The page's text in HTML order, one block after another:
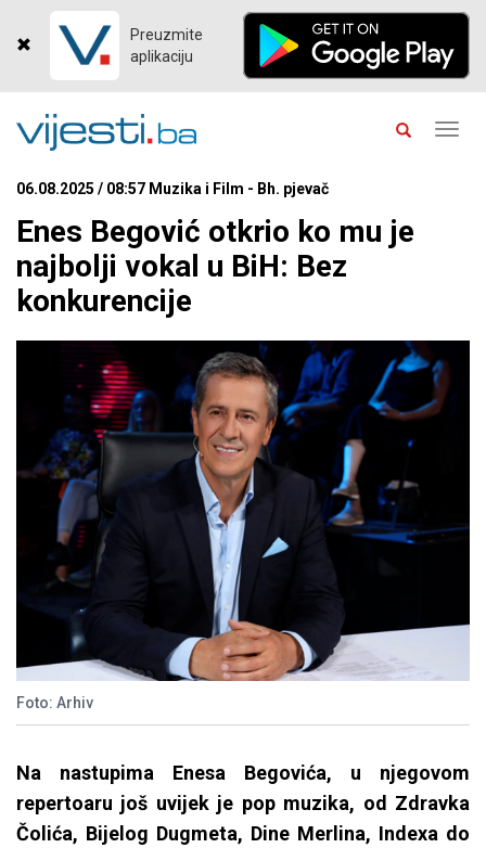
Preuzmite
aplikaciju
06.08.2025 / 08:57 Muzika i Film - Bh. pjevač
Enes Begović otkrio ko mu je
najbolji vokal u BiH: Bez
konkurencije
Foto: Arhiv
Na nastupima Enesa Begovića, u njegovom
repertoaru još uvijek je pop muzika, od Zdravka
Čolića, Bijelog Dugmeta, Dine Merlina, Indexa do